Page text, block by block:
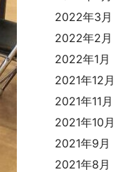
2022年3月
2022年2月
2022年1月
2021年12月
2021年11月
2021年10月
2021年9月
2021年8月